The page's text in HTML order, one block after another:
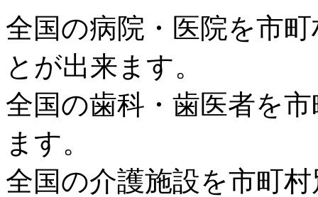
全国の病院・医院を市
とが出来ます。
全国の歯科・歯医者を
ます。
全国の介護施設を市町